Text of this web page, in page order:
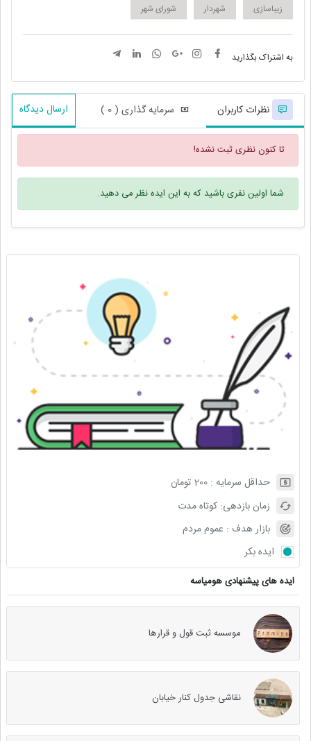
حداقل سرمایه :200 تومان
زمان بازدهی:کوتاه مدت
بازار هدف : عموم مردم
ایده بکر
ایده های پیشنهادی هومیاسه
موسسه ثبت قول و قرارها
نقاشی جدول کنار خیابان
زیباسازی
شهردار شورای شهر
به اشتراک بگذارید
نظرات کاربران سرمایه گذاری ( 0 ) ارسال دیدگاه
تا کنون نظری ثبت نشده!
شما اولین نفری باشید که به این ایده نظر می دهید.